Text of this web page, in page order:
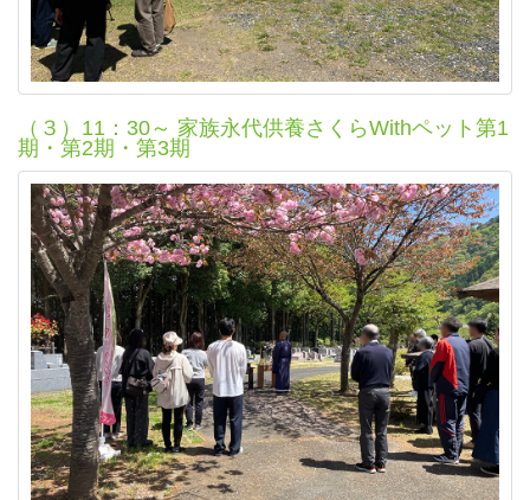
（３）11：30～ 家族永代供養さくらWithペット第1
期・第2期・第3期